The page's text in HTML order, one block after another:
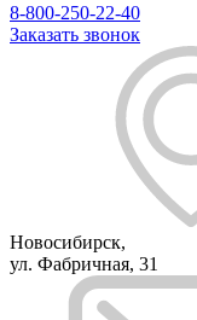
8-800-250-22-40
Заказать звонок
Новосибирск,
ул. Фабричная, 31